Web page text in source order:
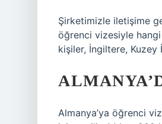
Şirketimizle iletişime
öğrenci vizesiyle
kişiler, İngiltere,
Almanya’ya öğrenci